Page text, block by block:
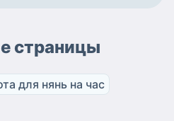
страницы
для нянь на час